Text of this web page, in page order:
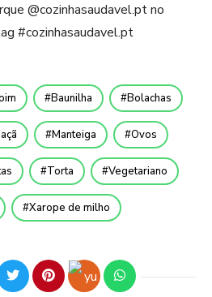
@cozinhasaudavel.pt no
#cozinhasaudavel.pt
Baunilha Bolachas
Manteiga Ovos
Torta Vegetariano
Xarope de milho